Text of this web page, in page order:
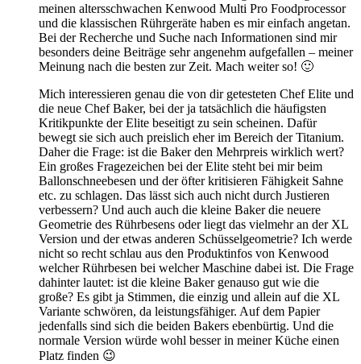
meinen altersschwachen Kenwood Multi Pro Foodprocessor
und die klassischen Rührgeräte haben es mir einfach angetan.
Bei der Recherche und Suche nach Informationen sind mir
besonders deine Beiträge sehr angenehm aufgefallen – meiner
Meinung nach die besten zur Zeit. Mach weiter so! 🙂
Mich interessieren genau die von dir getesteten Chef Elite und
die neue Chef Baker, bei der ja tatsächlich die häufigsten
Kritikpunkte der Elite beseitigt zu sein scheinen. Dafür
bewegt sie sich auch preislich eher im Bereich der Titanium.
Daher die Frage: ist die Baker den Mehrpreis wirklich wert?
Ein großes Fragezeichen bei der Elite steht bei mir beim
Ballonschneebesen und der öfter kritisieren Fähigkeit Sahne
etc. zu schlagen. Das lässt sich auch nicht durch Justieren
verbessern? Und auch auch die kleine Baker die neuere
Geometrie des Rührbesens oder liegt das vielmehr an der XL
Version und der etwas anderen Schüsselgeometrie? Ich werde
nicht so recht schlau aus den Produktinfos von Kenwood
welcher Rührbesen bei welcher Maschine dabei ist. Die Frage
dahinter lautet: ist die kleine Baker genauso gut wie die
große? Es gibt ja Stimmen, die einzig und allein auf die XL
Variante schwören, da leistungsfähiger. Auf dem Papier
jedenfalls sind sich die beiden Bakers ebenbürtig. Und die
normale Version würde wohl besser in meiner Küche einen
Platz finden 😉